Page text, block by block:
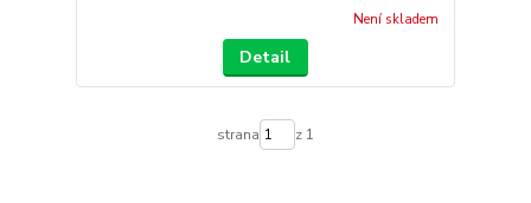
Není skladem
Detail
strana z 1